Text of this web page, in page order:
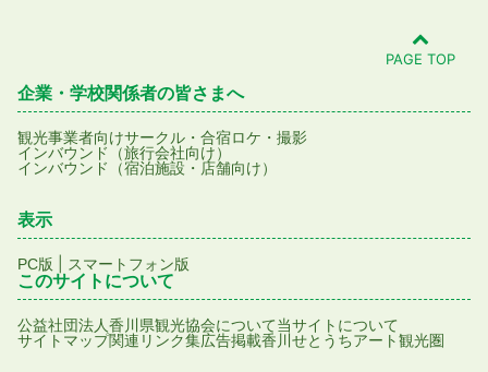
PAGE TOP
企業・学校関係者の皆さまへ
観光事業者向けサークル・合宿ロケ・撮影
インバウンド（旅行会社向け）
インバウンド（宿泊施設・店舗向け）
表示
PC版 スマートフォン版
このサイトについて
公益社団法人香川県観光協会について当サイトについて
サイトマップ関連リンク集広告掲載香川せとうちアート観光圏